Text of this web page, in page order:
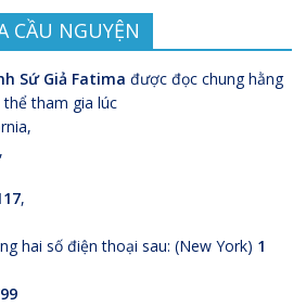
CẦU NGUYỆN
Sứ Giả Fatima được đọc chung hằng
tham gia lúc
,
hai số điện thoại sau: (New York) 1